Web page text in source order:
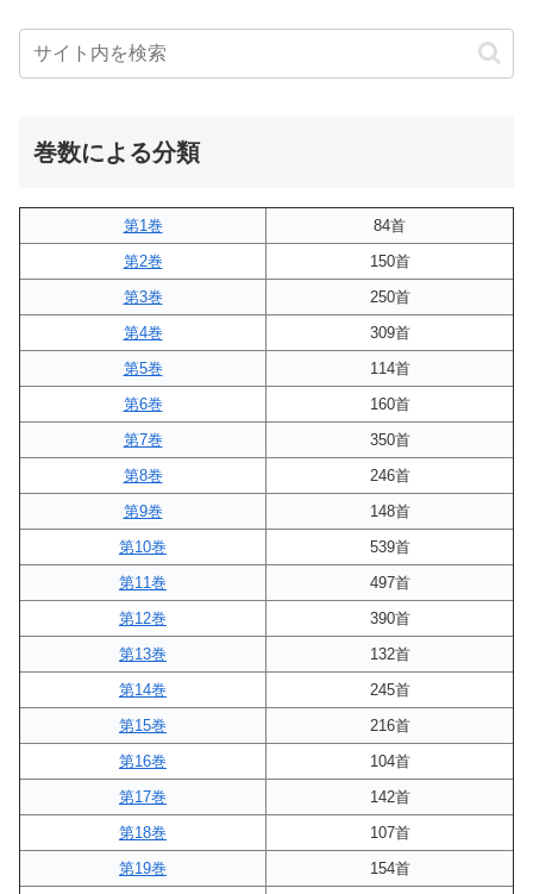
巻数による分類
第1巻
84首
第2巻
150首
第3巻
250首
第4巻
309首
第5巻
114首
第6巻
160首
第7巻
350首
第8巻
246首
第9巻
148首
第10巻
539首
第11巻
497首
第12巻
390首
第13巻
132首
第14巻
245首
第15巻
216首
第16巻
104首
第17巻
142首
第18巻
107首
第19巻
154首